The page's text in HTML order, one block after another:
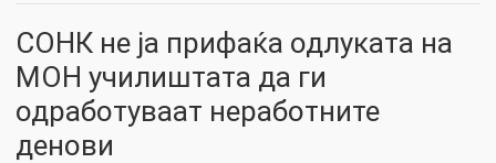
СОНК не ја прифаќа одлуката на
МОН училиштата да ги
одработуваат неработните
денови